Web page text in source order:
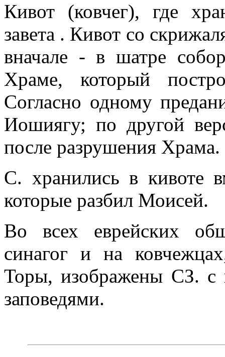
Кивот (ковчег), где
завета . Кивот со
вначале - в шатре
Храме, который
Согласно одному
Иошиягу; по другой
после разрушения Храма.
С. хранились в кивоте
которые разбил Моисей.
Во всех еврейских
синагог и на
Торы, изображены СЗ. с
заповедями.